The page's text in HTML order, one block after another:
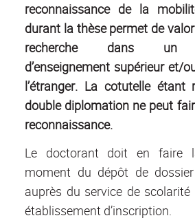
reconnaissance de la
durant la thèse permet de
recherche dans un
d’enseignement supérieur et/
l’étranger. La cotutelle étant
double diplomation ne peut
reconnaissance.
Le doctorant doit en faire
moment du dépôt de
auprès du service de
établissement d’inscription.